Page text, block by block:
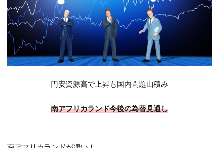
円安資源高で上昇も国内問題山積み
南アフリカランド今後の為替見通し